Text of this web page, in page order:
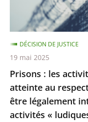
atteinte
au
respect
dû
aux
victimes
peuvent
être
Prisons : les
atteinte au
être légalement
activités «
DÉCISION DE JUSTICE
19 mai 2025